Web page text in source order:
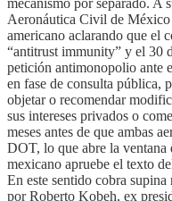
Aeronáutica Civil de
americano aclarando que el
“antitrust immunity” y el 30
petición antimonopolio ante
en fase de consulta pública,
objetar o recomendar
sus intereses privados o
meses antes de que ambas
DOT, lo que abre la ventana
mexicano apruebe el texto
En este sentido cobra
por Roberto Kobeh, ex